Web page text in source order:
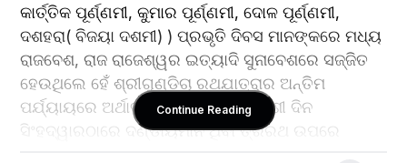
କାର୍ତ୍ତିକ ପୂର୍ଣ୍ଣମୀ, କୁମାର ପୂର୍ଣ୍ଣମୀ, ଦୋଳ ପୂର୍ଣ୍ଣମୀ,
ଦଶହରା( ବିଜୟା ଦଶମୀ) ) ପ୍ରଭୃତି ଦିବସ ମାନଙ୍କରେ ମଧ୍ୟ
ରାଜବେଶ, ରାଜ ରାଜେଶ୍ୱର ଇତ୍ୟାଦି ସୁନାବେଶରେ ସଜ୍ଜିତ
ହେଉଥିଲେ ହେଁ ଶ୍ରୀଗୁଣ୍ଡିଚା ରଥଯାତ୍ରାର ଅନ୍ତିମ
ପର୍ଯ୍ୟାୟରେ ଅର୍ଥାତ ଆଷାଢ଼ ଶୁକ୍ଳ ଏକାଦଶୀ ଦିନ
ସିଂହଦ୍ୱାରଠାରେ ଦଣ୍ଡାୟମାନ ଥିବା ତ୍ରିରଥ ଉପରେ
Continue Reading